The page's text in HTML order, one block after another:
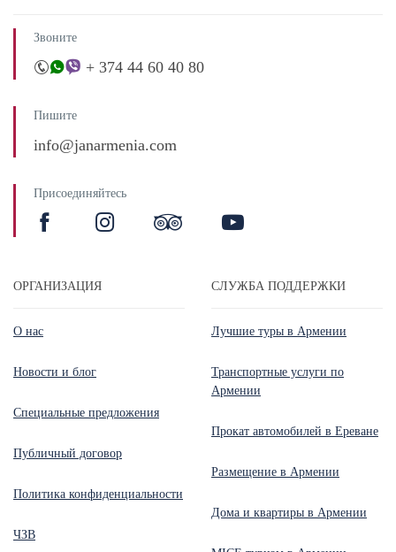
Звоните
+ 374 44 60 40 80
Пишите
info@janarmenia.com
Присоединяйтесь
ОРГАНИЗАЦИЯ
О нас
Новости и блог
Специальные предложения
Публичный договор
Политика конфиденциальности
ЧЗВ
СЛУЖБА ПОДДЕРЖКИ
Лучшие туры в Армении
Транспортные услуги по
Армении
Прокат автомобилей в Ереване
Размещение в Армении
Дома и квартиры в Армении